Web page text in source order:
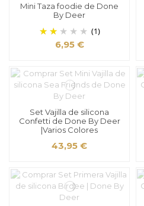
Mini Taza foodie de Done
By Deer
(1)
6,95 €
Set Vajilla de silicona
Confetti de Done By Deer
|Varios Colores
43,95 €